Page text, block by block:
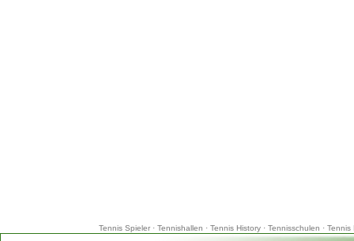
Tennis Spieler· Tennishallen · Tennis History· Tennisschulen · Tennis